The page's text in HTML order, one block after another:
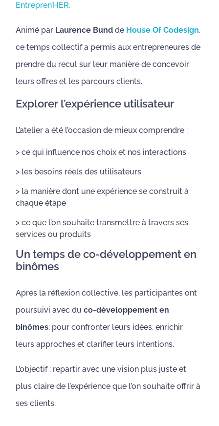
Entrepren’HER,
Animé par Laurence Bund de House Of Codesign,
ce temps collectif a permis aux entrepreneures de
prendre du recul sur leur manière de concevoir
leurs offres et les parcours clients.
Explorer l’expérience utilisateur
L’atelier a été l’occasion de mieux comprendre :
> ce qui influence nos choix et nos interactions
> les besoins réels des utilisateurs
> la manière dont une expérience se construit à
chaque étape
> ce que l’on souhaite transmettre à travers ses
services ou produits
Un temps de co-développement en
binômes
Après la réflexion collective, les participantes ont
poursuivi avec duco-développement en
binômes, pour confronter leurs idées, enrichir
leurs approches et clarifier leurs intentions.
L’objectif : repartir avec une vision plus juste et
plus claire de l’expérience que l’on souhaite offrir à
ses clients.